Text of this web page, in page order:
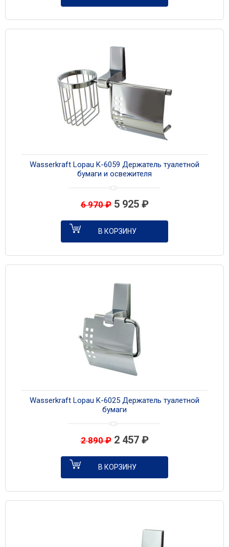
Wasserkraft Lopau K-6059 Держатель туалетной
бумаги и освежителя
6 970₽ 5 925 ₽
В КОРЗИНУ
Wasserkraft Lopau K-6025 Держатель туалетной
бумаги
2 890₽ 2 457 ₽
В КОРЗИНУ